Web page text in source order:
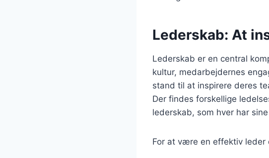
Lederskab: At
Lederskab er en central
kultur, medarbejdernes
stand til at inspirere deres
Der findes forskellige
lederskab, som hver har
For at være en effektiv leder